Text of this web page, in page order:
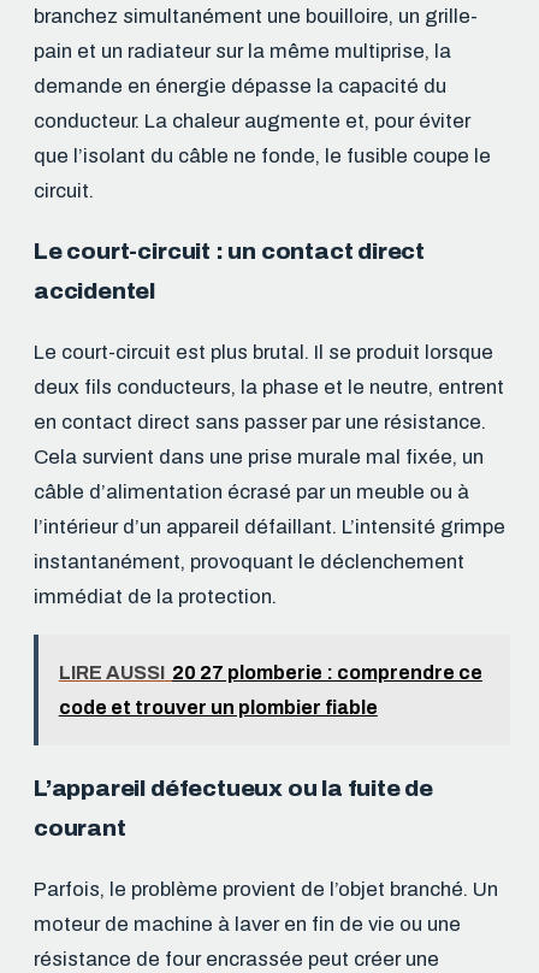
branchez simultanément une bouilloire, un grille-
pain et un radiateur sur la même multiprise, la
demande en énergie dépasse la capacité du
conducteur. La chaleur augmente et, pour éviter
que l’isolant du câble ne fonde, le fusible coupe le
circuit.
Le court-circuit : un contact direct
accidentel
Le court-circuit est plus brutal. Il se produit lorsque
deux fils conducteurs, la phase et le neutre, entrent
en contact direct sans passer par une résistance.
Cela survient dans une prise murale mal fixée, un
câble d’alimentation écrasé par un meuble ou à
l’intérieur d’un appareil défaillant. L’intensité grimpe
instantanément, provoquant le déclenchement
immédiat de la protection.
LIRE AUSSI 20 27 plomberie : comprendre ce
code et trouver un plombier fiable
L’appareil défectueux ou la fuite de
courant
Parfois, le problème provient de l’objet branché. Un
moteur de machine à laver en fin de vie ou une
résistance de four encrassée peut créer une